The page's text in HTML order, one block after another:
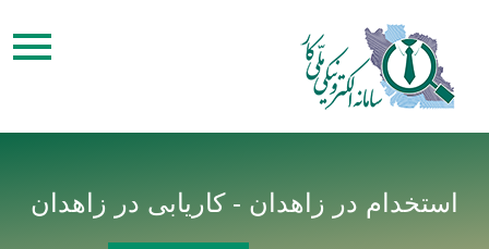
استخدام در زاهدان - کاریابی در زاهدان